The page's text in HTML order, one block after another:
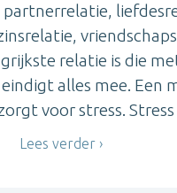
relatie is die
alles mee. Een
voor stress. Stress
Lees verder